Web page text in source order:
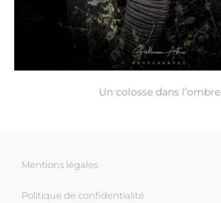
Un colosse dans l’ombre
Mentions légales
Politique de confidentialité